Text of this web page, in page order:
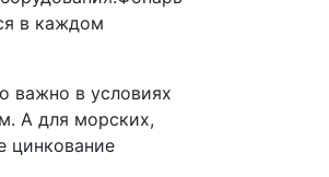
в каждом
важно в условиях
А для морских,
цинкование